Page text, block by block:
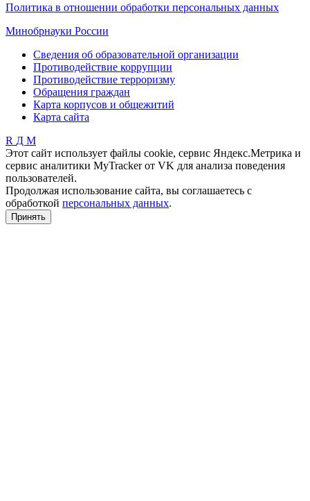
Политика в отношении обработки персональных данных
Минобрнауки России
Сведения об образовательной организации
Противодействие коррупции
Противодействие терроризму
Обращения граждан
Карта корпусов и общежитий
Карта сайта
R Д М
Этот сайт использует файлы cookie, сервис Яндекс.Метрика и
сервис аналитики MyTracker от VK для анализа поведения
пользователей.
Продолжая использование сайта, вы соглашаетесь с
обработкой персональных данных.
Принять